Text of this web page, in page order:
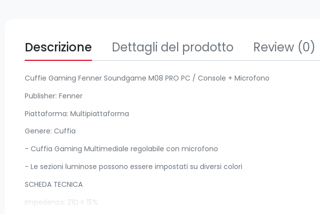
Descrizione Dettagli del prodotto Review (0)
Cuffie Gaming Fenner Soundgame M08 PRO PC / Console + Microfono
Publisher: Fenner
Piattaforma: Multipiattaforma
Genere: Cuffia
- Cuffia Gaming Multimediale regolabile con microfono
- Le sezioni luminose possono essere impostati su diversi colori
SCHEDA TECNICA
Impedenza: 21Ω ± 15%